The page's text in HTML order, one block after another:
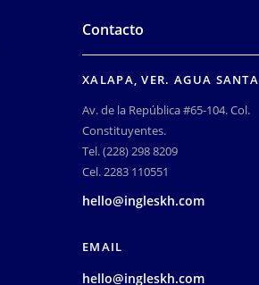
Contacto
XALAPA, VER. AGUA SANTA
Av. de la República #65-104. Col.
Constituyentes.
Tel. (228) 298 8209
Cel. 2283 110551
hello@ingleskh.com
EMAIL
hello@ingleskh.com